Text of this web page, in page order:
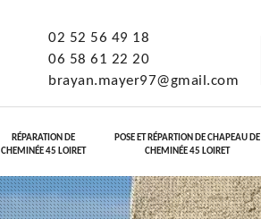
02 52 56 49 18
06 58 61 22 20
brayan.mayer97@gmail.com
RÉPARATION DE
CHEMINÉE 45 LOIRET
POSE ET RÉPARTION DE CHAPEAU DE
CHEMINÉE 45 LOIRET